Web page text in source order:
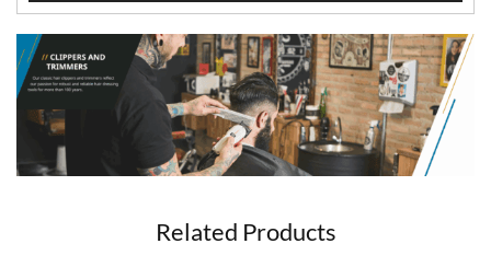
Related Products